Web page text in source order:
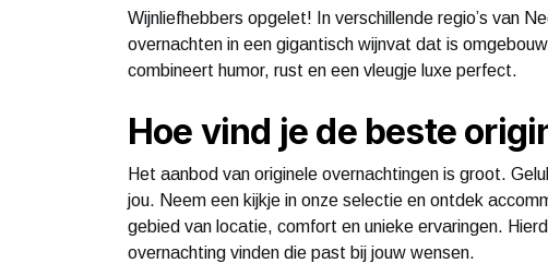
Wijnliefhebbers opgelet! In verschillende regio’s van
overnachten in een gigantisch wijnvat dat is
combineert humor, rust en een vleugje luxe perfect.
Hoe vind je de beste
Het aanbod van originele overnachtingen is groot.
jou. Neem een kijkje in onze selectie en ontdek
gebied van locatie, comfort en unieke ervaringen.
overnachting vinden die past bij jouw wensen.